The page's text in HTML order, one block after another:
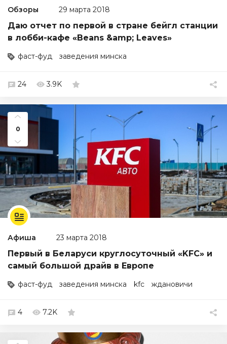
Обзоры 29 марта 2018
Даю отчет по первой в стране бейгл станции
в лобби-кафе «Beans &amp; Leaves»
фаст-фуд заведения минска
24 3.9K
0
Афиша 23 марта 2018
Первый в Беларуси круглосуточный «KFC» и
самый большой драйв в Европе
фаст-фуд заведения минска kfc ждановичи
4 7.2K